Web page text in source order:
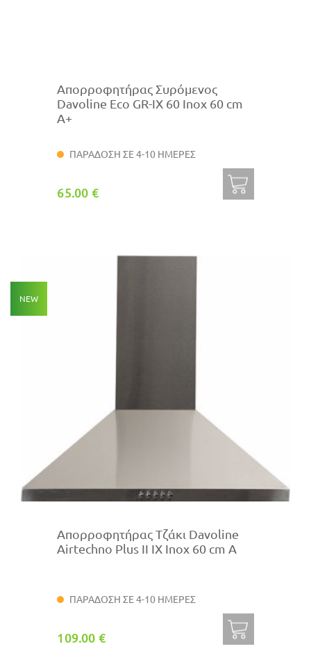
Απορροφητήρας Συρόμενος
Davoline Eco GR-IX 60 Inox 60 cm
A+
ΠΑΡΑΔΟΣΗ ΣΕ 4-10 ΗΜΕΡΕΣ
65.00 €
NEW
Απορροφητήρας Τζάκι Davoline
Airtechno Plus II IX Inox 60 cm A
ΠΑΡΑΔΟΣΗ ΣΕ 4-10 ΗΜΕΡΕΣ
109.00 €